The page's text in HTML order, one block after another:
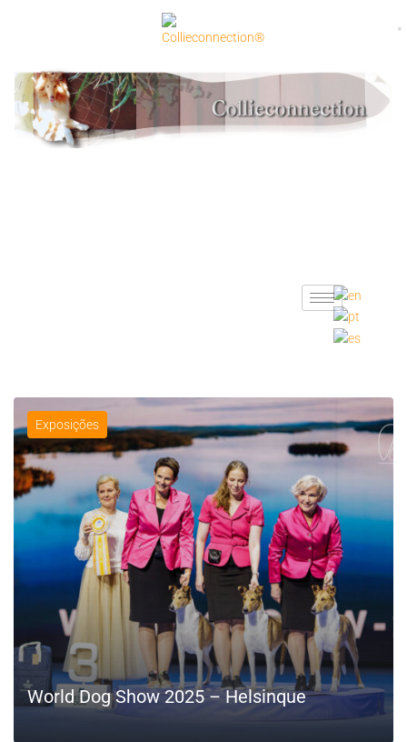
Exposições
World Dog Show 2025 – Helsinque